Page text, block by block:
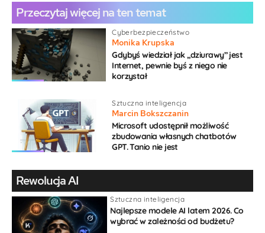
Gość
{} [+]
Sortuj po: najstarszy
PatrykTarachon.pl 4 lat temu
na kilka tygodni lub miesięcy będzie
niezauważalne.
0
Odpowiedz
Przeczytaj więcej na ten temat
Cyberbezpieczeństwo
Monika Krupska
Gdybyś wiedział jak „dziurawy” jest
Internet, pewnie byś z niego nie
korzystał
Sztuczna inteligencja
Marcin Bokszczanin
Microsoft udostępnił możliwość
zbudowania własnych chatbotów
GPT. Tanio nie jest
Rewolucja AI
Sztuczna inteligencja
Najlepsze modele AI latem 2026. Co
wybrać w zależności od budżetu?